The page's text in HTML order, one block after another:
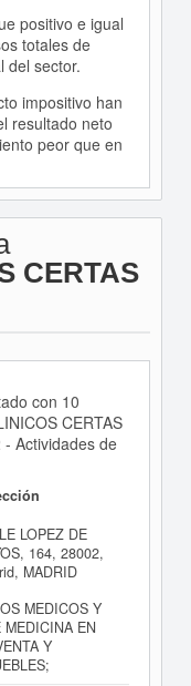
positivo e igual
totales de
del sector.
impositivo han
resultado neto
peor que en
CERTAS
con 10
CERTAS
- Actividades de
LOPEZ DE
164, 28002,
MADRID
MEDICOS Y
MEDICINA EN
Y